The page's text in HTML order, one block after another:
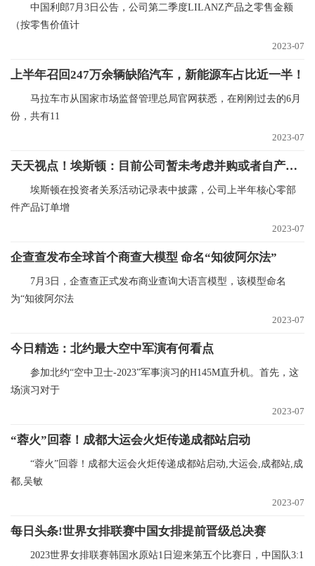
中国利郎7月3日公告，公司第二季度LILANZ产品之零售金额
（按零售价值计
2023-07
上半年召回247万余辆缺陷汽车，新能源车占比近一半！
马拉车市从国家市场监督管理总局官网获悉，在刚刚过去的6月
份，共有11
2023-07
天天视点！埃斯顿：目前公司暂未考虑并购或者自产减速机
埃斯顿在投资者关系活动记录表中披露，公司上半年核心零部
件产品订单增
2023-07
企查查发布全球首个商查大模型 命名“知彼阿尔法”
7月3日，企查查正式发布商业查询大语言模型，该模型命名
为“知彼阿尔法
2023-07
今日精选：北约最大空中军演有何看点
参加北约“空中卫士-2023”军事演习的H145M直升机。首先，这
场演习对于
2023-07
“蓉火”回蓉！成都大运会火炬传递成都站启动
“蓉火”回蓉！成都大运会火炬传递成都站启动,大运会,成都站,成
都,吴敏
2023-07
每日头条!世界女排联赛中国女排提前晋级总决赛
2023世界女排联赛韩国水原站1日迎来第五个比赛日，中国队3:1